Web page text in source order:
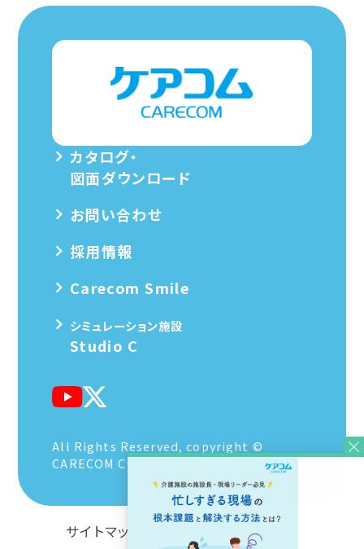
カタログ・
図面ダウンロード
お問い合わせ
採用情報
Carecom Smile
シミュレーション施設
Studio C
All Rights Reserved, copyright ©
CARECOM CO., LTD.
サイトマップ
利用規約